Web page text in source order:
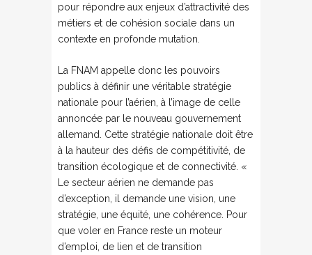
pour répondre aux enjeux d’attractivité des
métiers et de cohésion sociale dans un
contexte en profonde mutation.
La FNAM appelle donc les pouvoirs
publics à définir une véritable stratégie
nationale pour l’aérien, à l’image de celle
annoncée par le nouveau gouvernement
allemand. Cette stratégie nationale doit être
à la hauteur des défis de compétitivité, de
transition écologique et de connectivité. «
Le secteur aérien ne demande pas
d’exception, il demande une vision, une
stratégie, une équité, une cohérence. Pour
que voler en France reste un moteur
d’emploi, de lien et de transition